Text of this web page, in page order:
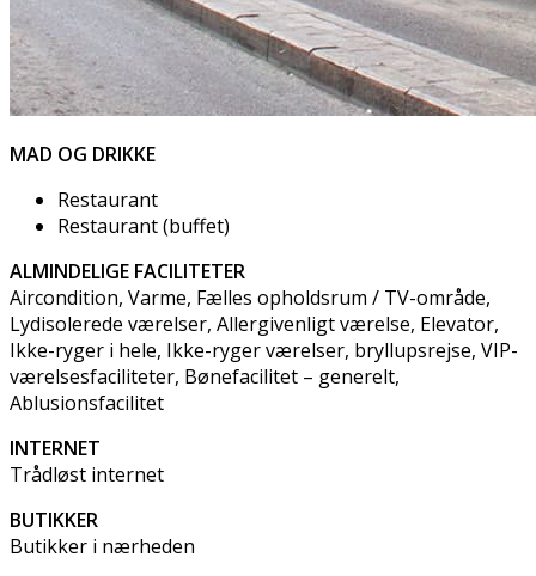
MAD OG DRIKKE
Restaurant
Restaurant (buffet)
ALMINDELIGE FACILITETER
Aircondition, Varme, Fælles opholdsrum / TV-område,
Lydisolerede værelser, Allergivenligt værelse, Elevator,
Ikke-ryger i hele, Ikke-ryger værelser, bryllupsrejse, VIP-
værelsesfaciliteter, Bønefacilitet – generelt,
Ablusionsfacilitet
INTERNET
Trådløst internet
BUTIKKER
Butikker i nærheden